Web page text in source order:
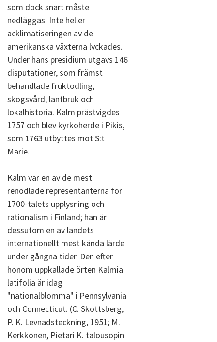
som dock snart måste
nedläggas. Inte heller
acklimatiseringen av de
amerikanska växterna lyckades.
Under hans presidium utgavs 146
disputationer, som främst
behandlade fruktodling,
skogsvård, lantbruk och
lokalhistoria. Kalm prästvigdes
1757 och blev kyrkoherde i Pikis,
som 1763 utbyttes mot S:t
Marie.
Kalm var en av de mest
renodlade representanterna för
1700-talets upplysning och
rationalism i Finland; han är
dessutom en av landets
internationellt mest kända lärde
under gångna tider. Den efter
honom uppkallade örten Kalmia
latifolia är idag
"nationalblomma" i Pennsylvania
och Connecticut. (C. Skottsberg,
P. K. Levnadsteckning, 1951; M.
Kerkkonen, Pietari K. talousopin